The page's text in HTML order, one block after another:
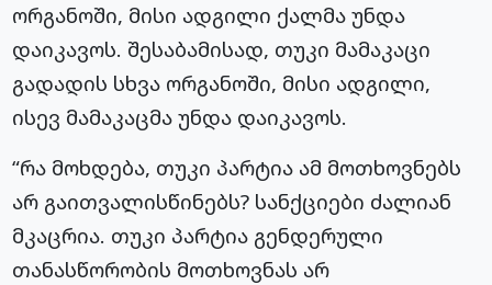
ორგანოში, მისი ადგილი ქალმა უნდა
დაიკავოს. შესაბამისად, თუკი მამაკაცი
გადადის სხვა ორგანოში, მისი ადგილი,
ისევ მამაკაცმა უნდა დაიკავოს.
“რა მოხდება, თუკი პარტია ამ მოთხოვნებს
არ გაითვალისწინებს? სანქციები ძალიან
მკაცრია. თუკი პარტია გენდერული
თანასწორობის მოთხოვნას არ